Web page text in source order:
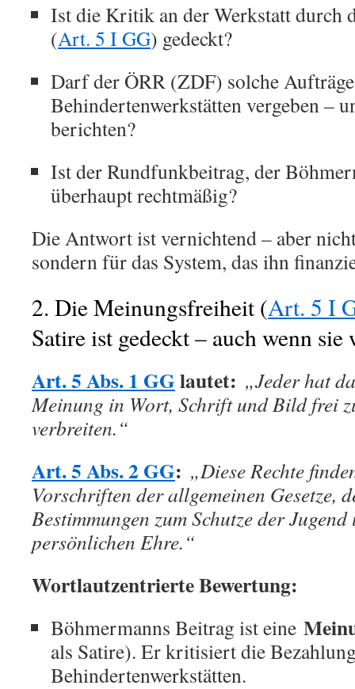
Ist die Kritik an der Werkstatt durch
(Art. 5 I GG) gedeckt?
Darf der ÖRR (ZDF) solche
Behindertenwerkstätten vergeben –
berichten?
Ist der Rundfunkbeitrag, der
überhaupt rechtmäßig?
Die Antwort ist vernichtend – aber
sondern für das System, das ihn
2. Die Meinungsfreiheit (Art. 5 I
Satire ist gedeckt – auch wenn sie
Art. 5 Abs. 1 GGlautet: „Jeder hat
Meinung in Wort, Schrift und Bild frei
verbreiten.“
Art. 5 Abs. 2 GG: „Diese Rechte
Vorschriften der allgemeinen Gesetze,
Bestimmungen zum Schutze der
persönlichen Ehre.“
Wortlautzentrierte Bewertung:
Böhmermanns Beitrag ist eine
als Satire). Er kritisiert die
Behindertenwerkstätten.